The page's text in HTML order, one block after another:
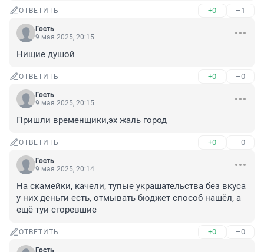
ОТВЕТИТЬ +0 –1
Гость
9 мая 2025, 20:15
Нищие душой
ОТВЕТИТЬ +0 –0
Гость
9 мая 2025, 20:15
Пришли временщики,эх жаль город
ОТВЕТИТЬ +0 –0
Гость
9 мая 2025, 20:14
На скамейки, качели, тупые украшательства без вкуса
у них деньги есть, отмывать бюджет способ нашёл, а
ещё туи сгоревшие
ОТВЕТИТЬ +0 –0
Гость